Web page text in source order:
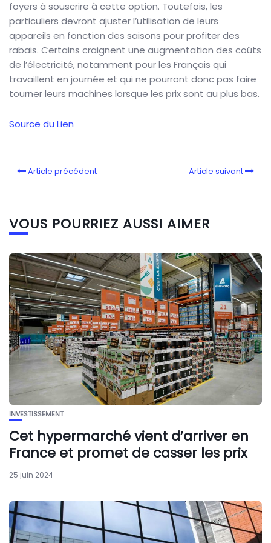
foyers à souscrire à cette option. Toutefois, les
particuliers devront ajuster l’utilisation de leurs
appareils en fonction des saisons pour profiter des
rabais. Certains craignent une augmentation des coûts
de l’électricité, notamment pour les Français qui
travaillent en journée et qui ne pourront donc pas faire
tourner leurs machines lorsque les prix sont au plus bas.
Source du Lien
Article précédent Article suivant
VOUS POURRIEZ AUSSI AIMER
INVESTISSEMENT
Cet hypermarché vient d’arriver en
France et promet de casser les prix
25 juin 2024